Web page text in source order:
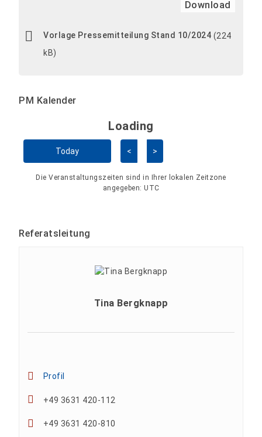
Download
Vorlage Pressemitteilung Stand 10/2024 (224
kB)
PM Kalender
Kalender überspringen
Loading - current view is
Loading
Today < >
Die Veranstaltungszeiten sind in Ihrer lokalen Zeitzone
angegeben: UTC
Referatsleitung
Tina Bergknapp
Profil
+49 3631 420-112
+49 3631 420-810